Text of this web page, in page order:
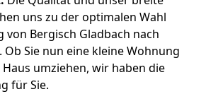
uns zu der optimalen Wahl
Bergisch Gladbach nach
Ob Sie nun eine kleine Wohnung
umziehen, wir haben die
für Sie.